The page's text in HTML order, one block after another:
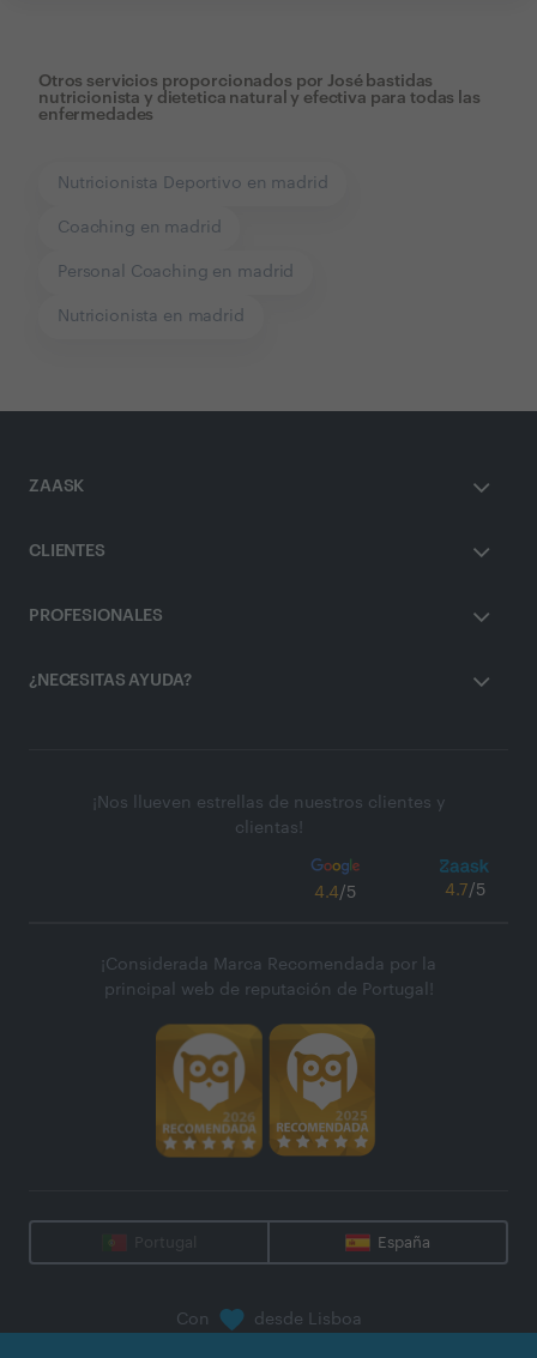
Otros servicios proporcionados por José bastidas
nutricionista y dietetica natural y efectiva para todas las
enfermedades
Nutricionista Deportivo en madrid
Coaching en madrid
Personal Coaching en madrid
Nutricionista en madrid
ZAASK
CLIENTES
PROFESIONALES
¿NECESITAS AYUDA?
¡Nos llueven estrellas de nuestros clientes y
clientas!
4.4/5 4.7/5
¡Considerada Marca Recomendada por la
principal web de reputación de Portugal!
Portugal España
Con desde Lisboa